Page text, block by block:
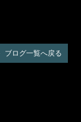
ブログ一覧へ戻る